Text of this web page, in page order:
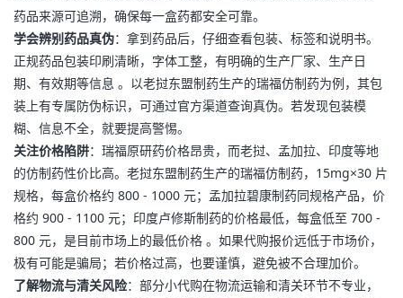
药品来源可追溯，确保每一盒药都安全可靠。
学会辨别药品真伪：拿到药品后，仔细查看包装、标签和说明书。
正规药品包装印刷清晰，字体工整，有明确的生产厂家、生产日
期、有效期等信息 。以老挝东盟制药生产的瑞福仿制药为例，其包
装上有专属防伪标识，可通过官方渠道查询真伪。若发现包装模
糊、信息不全，就要提高警惕。
关注价格陷阱：瑞福原研药价格昂贵，而老挝、孟加拉、印度等地
的仿制药性价比高。老挝东盟制药生产的瑞福仿制药，15mg×30 片
规格，每盒价格约 800 - 1000 元；孟加拉碧康制药同规格产品，价
格约 900 - 1100 元；印度卢修斯制药的价格最低，每盒低至 700 -
800 元，是目前市场上的最低价格 。如果代购报价远低于市场价，
极有可能是骗局；若价格过高，也要谨慎，避免被不合理加价。
了解物流与清关风险：部分小代购在物流运输和清关环节不专业，